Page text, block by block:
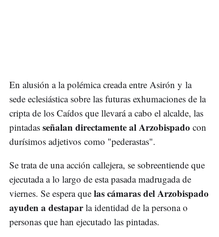
En alusión a la polémica creada entre Asirón y la
sede eclesiástica sobre las futuras exhumaciones de la
cripta de los Caídos que llevará a cabo el alcalde, las
pintadas señalan directamente al Arzobispado con
durísimos adjetivos como "pederastas".
Se trata de una acción callejera, se sobreentiende que
ejecutada a lo largo de esta pasada madrugada de
viernes. Se espera que las cámaras del Arzobispado
ayuden a destaparla identidad de la persona o
personas que han ejecutado las pintadas.